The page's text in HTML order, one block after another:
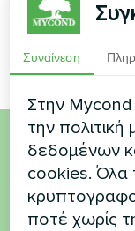
Θέλετε
έχετε
Συναίνεση
Στην
την
δεδομένων
cookies. Όλα
ποτέ χωρίς